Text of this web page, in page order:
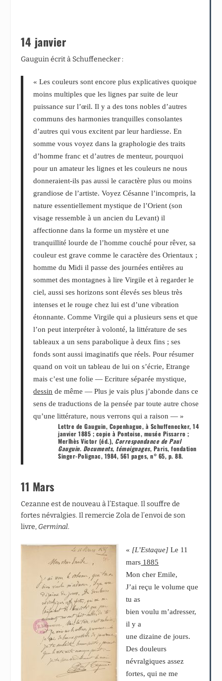
14 janvier
Gauguin écrit à Schuffenecker :
« Les couleurs sont encore plus explicatives quoique
moins multiples que les lignes par suite de leur
puissance sur l’œil. Il y a des tons nobles d’autres
communs des harmonies tranquilles consolantes
d’autres qui vous excitent par leur hardiesse. En
somme vous voyez dans la graphologie des traits
d’homme franc et d’autres de menteur, pourquoi
pour un amateur les lignes et les couleurs ne nous
donneraient-ils pas aussi le caractère plus ou moins
grandiose de l’artiste. Voyez Césanne l’incompris, la
nature essentiellement mystique de l’Orient (son
visage ressemble à un ancien du Levant) il
affectionne dans la forme un mystère et une
tranquillité lourde de l’homme couché pour rêver, sa
couleur est grave comme le caractère des Orientaux ;
homme du Midi il passe des journées entières au
sommet des montagnes à lire Virgile et à regarder le
ciel, aussi ses horizons sont élevés ses bleus très
intenses et le rouge chez lui est d’une vibration
étonnante. Comme Virgile qui a plusieurs sens et que
l’on peut interpréter à volonté, la littérature de ses
tableaux a un sens parabolique à deux fins ; ses
fonds sont aussi imaginatifs que réels. Pour résumer
quand on voit un tableau de lui on s’écrie, Etrange
mais c’est une folie — Ecriture séparée mystique,
dessin de même — Plus je vais plus j’abonde dans ce
sens de traductions de la pensée par toute autre chose
qu’une littérature, nous verrons qui a raison — »
Lettre de Gauguin, Copenhague, à Schuffenecker, 14
janvier 1885 ; copie à Pontoise, musée Pissarro ;
Merlhès Victor (éd.), Correspondance de Paul
Gauguin. Documents, témoignages, Paris, fondation
Singer-Polignac, 1984, 561 pages, n° 65, p. 88.
11 Mars
Cezanne est de nouveau à l’Estaque. Il souffre de
fortes névralgies. Il remercie Zola de l’envoi de son
livre, Germinal.
« [L’Estaque] Le 11
mars 1885
Mon cher Emile,
J’ai reçu le volume que
tu as
bien voulu m’adresser,
il y a
une dizaine de jours.
Des douleurs
névralgiques assez
fortes, qui ne me